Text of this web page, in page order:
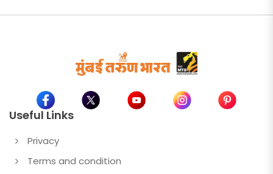
Useful Links
Privacy
Terms and condition